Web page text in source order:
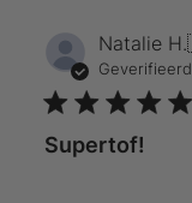
Natalie H.
Supertof!